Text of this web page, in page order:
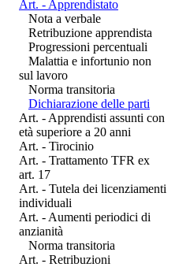
Art. - Apprendistato
Nota a verbale
Retribuzione apprendista
Progressioni percentuali
Malattia e infortunio non
sul lavoro
Norma transitoria
Dichiarazione delle parti
Art. - Apprendisti assunti con
età superiore a 20 anni
Art. - Tirocinio
Art. - Trattamento TFR ex
art. 17
Art. - Tutela dei licenziamenti
individuali
Art. - Aumenti periodici di
anzianità
Norma transitoria
Art. - Retribuzioni